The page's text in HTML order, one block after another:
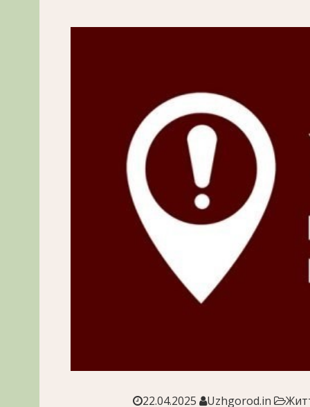
22.04.2025 Uzhgorod.in